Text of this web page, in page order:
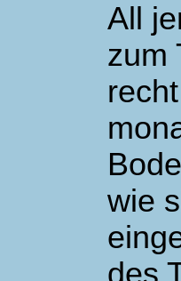
All
zum
wie